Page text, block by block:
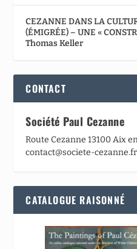
CEZANNE DANS LA
(ÉMIGRÉE) – UNE «
Thomas Keller
CONTACT
Société Paul Cezanne
Route Cezanne 13100 Aix
contact@societe-cezanne.fr
CATALOGUE RAISONNÉ